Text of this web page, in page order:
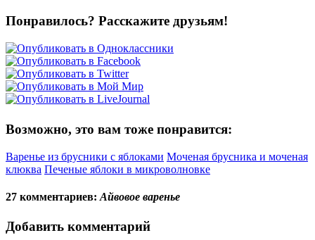
Понравилось? Расскажите друзьям!
Возможно, это вам тоже понравится:
Варенье из брусники с яблоками Моченая брусника и моченая
клюква Печеные яблоки в микроволновке
27 комментариев: Айвовое варенье
Добавить комментарий